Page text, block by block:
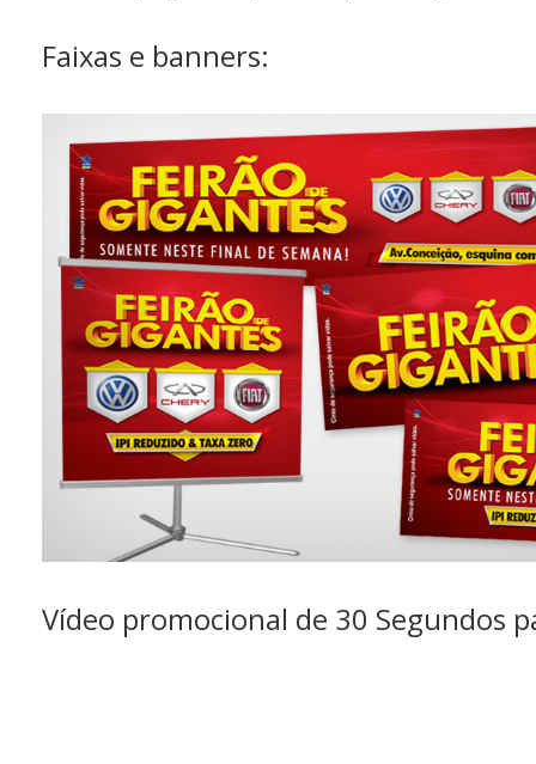
Faixas e banners:
Vídeo promocional de 30 Segundos